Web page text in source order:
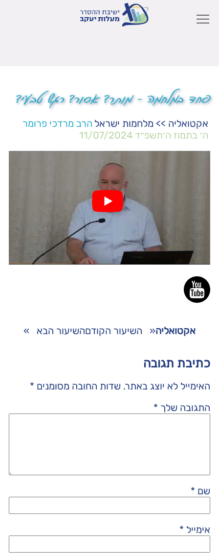
פחד במלחמה – מותר? אסור? רגש טבעי?
אקטואליה >> מלחמות ישראל הרב מרדכי פרומר
ה׳ בתמוז ה׳תשפ״ד 11/07/2024
אקטואליה« השיעור הקודםהשיעור הבא »
כתיבת תגובה
האימייל לא יוצג באתר. שדות החובה מסומנים *
התגובה שלך *
שם *
אימייל *